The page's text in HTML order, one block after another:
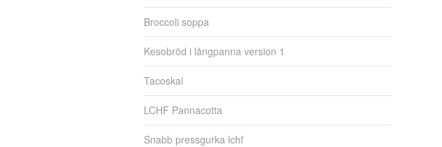
Broccoli soppa
Kesobröd i långpanna version 1
Tacoskal
LCHF Pannacotta
Snabb pressgurka lchf